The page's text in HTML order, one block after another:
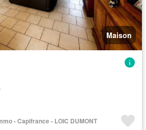
Maison
- Capifrance - LOIC DUMONT